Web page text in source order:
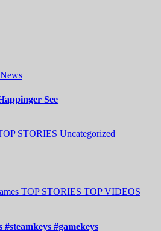
News
See
STORIES Uncategorized
TOP STORIES TOP VIDEOS
#gamekeys